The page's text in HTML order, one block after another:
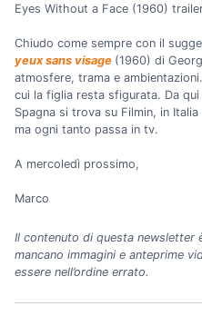
Eyes Without a Face (1960)
Chiudo come sempre con il
yeux sans visage (1960) di
atmosfere, trama e
cui la figlia resta sfigurata. Da
Spagna si trova su Filmin, in
ma ogni tanto passa in tv.
A mercoledì prossimo,
Marco
Il contenuto di questa newsletter
mancano immagini e anteprime
essere nell’ordine errato.